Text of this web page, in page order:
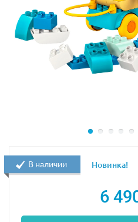
белый и бурый медведи,
тропические птицы,
крокодил.
Размеры игрового коврика
постройки из Lego 10975
6
В наличии Новинка!